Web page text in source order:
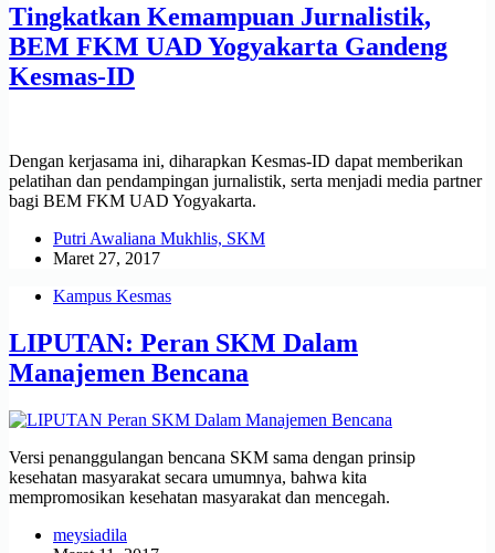
Tingkatkan Kemampuan Jurnalistik,
BEM FKM UAD Yogyakarta Gandeng
Kesmas-ID
Dengan kerjasama ini, diharapkan Kesmas-ID dapat memberikan
pelatihan dan pendampingan jurnalistik, serta menjadi media partner
bagi BEM FKM UAD Yogyakarta.
Putri Awaliana Mukhlis, SKM
Maret 27, 2017
Kampus Kesmas
LIPUTAN: Peran SKM Dalam
Manajemen Bencana
Versi penanggulangan bencana SKM sama dengan prinsip
kesehatan masyarakat secara umumnya, bahwa kita
mempromosikan kesehatan masyarakat dan mencegah.
meysiadila